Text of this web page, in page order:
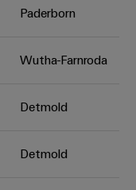
Paderborn
Wutha-Farnroda
Detmold
Detmold